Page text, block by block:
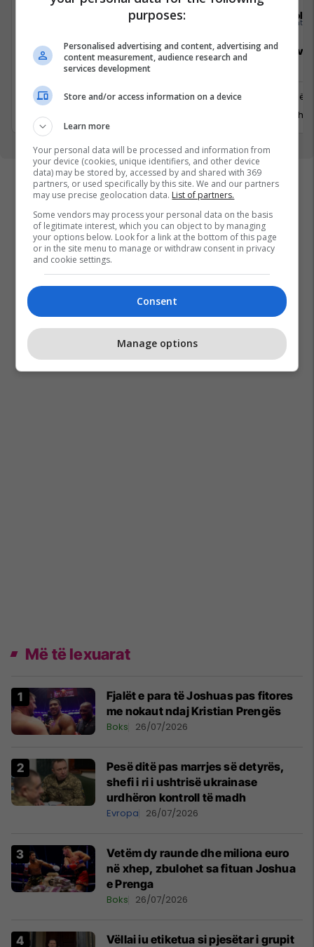
Specialist Mishi (Kasap)
Ferizaj
3 Gusht 2026
Sales
Prishtinë
29 Gusht
Më të lexuarat
Fjalët e para të Joshuas pas fitores
me nokaut ndaj Kristian Prengës
Boks 26/07/2026
Pesë ditë pas marrjes së detyrës,
shefi i ri i ushtrisë ukrainase
urdhëron kontroll të madh
Evropa 26/07/2026
Vetëm dy raunde dhe miliona euro
në xhep, zbulohet sa fituan Joshua
e Prenga
Boks 26/07/2026
Vëllai iu etiketua si pjesëtar i grupit
purposes:
Personalised advertising and content, advertising and
content measurement, audience research and
services development
Store and/or access information on a device
Learn more
Your personal data will be processed and information from
your device (cookies, unique identifiers, and other device
data) may be stored by, accessed by and shared with 369
partners, or used specifically by this site. We and our partners
may use precise geolocation data. List of partners.
Some vendors may process your personal data on the basis
of legitimate interest, which you can object to by managing
your options below. Look for a link at the bottom of this page
or in the site menu to manage or withdraw consent in privacy
and cookie settings.
Consent
Manage options